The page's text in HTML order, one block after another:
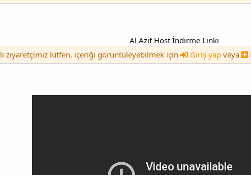
Al Azif Host İndirme Linki
ziyaretçimiz lütfen, içeriği görüntüleyebilmek için
Giriş yap veya